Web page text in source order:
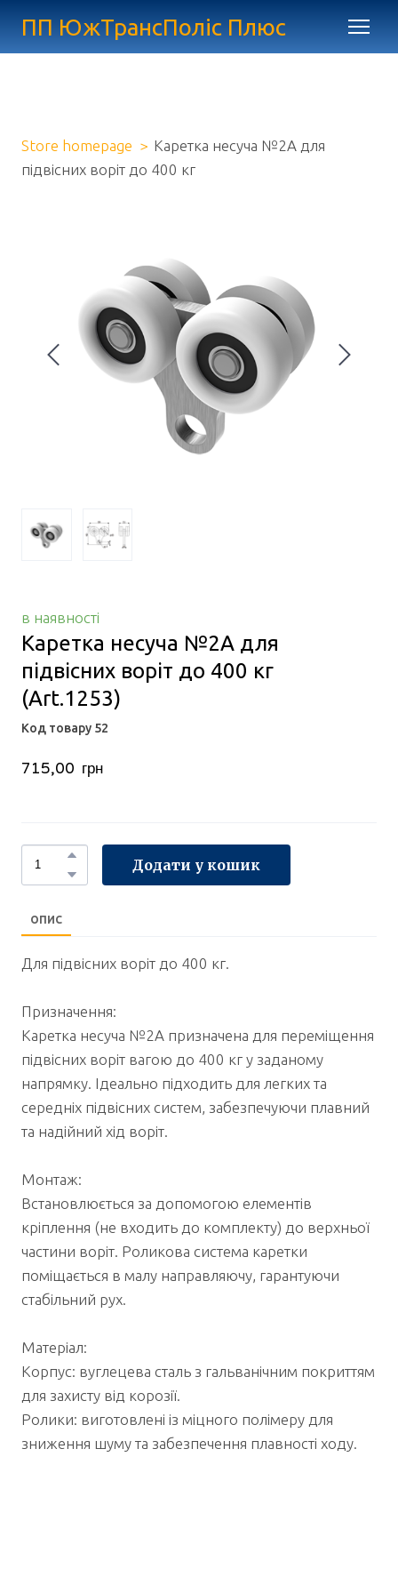
ПП ЮжТрансПоліс Плюс
Store homepage
Каретка несуча №2А для
підвісних воріт до 400 кг
в наявності
Каретка несуча №2А для
підвісних воріт до 400 кг
(Art.1253)
Код товару 52
715,00  грн
Додати у кошик
ОПИС
Для підвісних воріт до 400 кг.
Призначення:
Каретка несуча №2А призначена для переміщення
підвісних воріт вагою до 400 кг у заданому
напрямку. Ідеально підходить для легких та
середніх підвісних систем, забезпечуючи плавний
та надійний хід воріт.
Монтаж:
Встановлюється за допомогою елементів
кріплення (не входить до комплекту) до верхньої
частини воріт. Роликова система каретки
поміщається в малу направляючу, гарантуючи
стабільний рух.
Матеріал:
Корпус: вуглецева сталь з гальванічним покриттям
для захисту від корозії.
Ролики: виготовлені із міцного полімеру для
зниження шуму та забезпечення плавності ходу.